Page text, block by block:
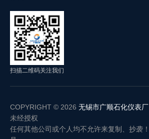
扫描二维码关注我们
COPYRIGHT © 2026 无锡市广顺石化仪表厂
未经授权
任何其他公司或个人均不允许来复制、抄袭！